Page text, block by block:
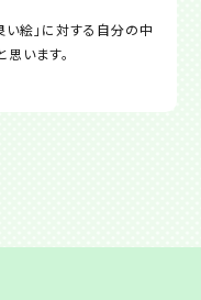
い絵」に対する自分の中
います。